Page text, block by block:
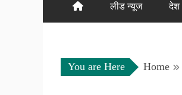
लीड न्यूज देश
You are Here Home